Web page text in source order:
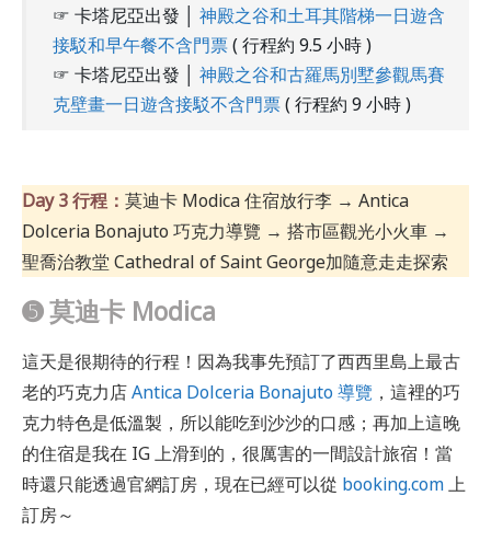
☞ 卡塔尼亞出發 │ 神殿之谷和土耳其階梯一日遊含
接駁和早午餐不含門票( 行程約 9.5 小時 )
☞ 卡塔尼亞出發 │ 神殿之谷和古羅馬別墅參觀馬賽
克壁畫一日遊含接駁不含門票( 行程約 9 小時 )
Day 3 行程： 莫迪卡 Modica 住宿放行李 → Antica
Dolceria Bonajuto 巧克力導覽 → 搭市區觀光小火車 →
聖喬治教堂 Cathedral of Saint George加隨意走走探索
➎ 莫迪卡 Modica
這天是很期待的行程！因為我事先預訂了西西里島上最古
老的巧克力店Antica Dolceria Bonajuto 導覽 ，這裡的巧
克力特色是低溫製，所以能吃到沙沙的口感；再加上這晚
的住宿是我在 IG 上滑到的，很厲害的一間設計旅宿！當
時還只能透過官網訂房，現在已經可以從 booking.com上
訂房～